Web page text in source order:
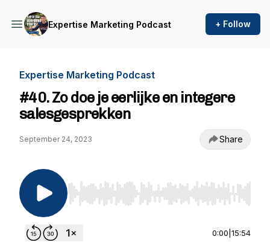
Expertise Marketing Podcast + Follow
Expertise Marketing Podcast
#40. Zo doe je eerlijke en integere
salesgesprekken
September 24, 2023 Share
Use Left/Right to seek, Home/End to jump to
0:00 15:54